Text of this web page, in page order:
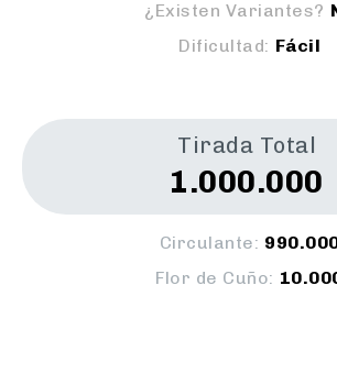
¿Existen Variantes?
Dificultad: Fácil
Tirada Total
1.000.000
Circulante:
Flor de Cuño: